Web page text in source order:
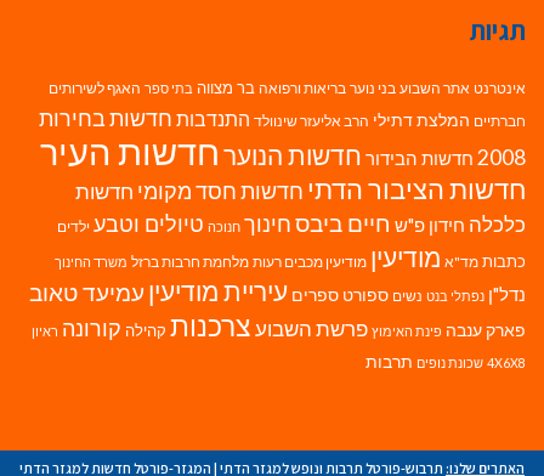
תגיות
אינטרנט אתר השבוע בני נוער בריאות ורפואה בר מצווה בתי ספר האגף לשירותים
חברתיים המלצת דתילי הרב אליעזר שינוולד התנדבות חדשות בחירות
2008 חדשות הבידור חדשות הנוערחדשות העיר
חדשות הציבור הדתי חדשות חסד מקומי חדשות
כלכלה חידון פ"ש חיים ביבסחינוך חנוכה טיולים וטבע ילדים
כתבות מד"א מודיעין מודיעין מכבים רעות מלחמת חרבות ברזל משרד החינוך
נדל"ן נפתלי בנט נשים ספורט ספרים עיריית מודיעין עמיעד טאוב
פארק ענבה פינת האימוץ פרשת השבועצרכנות קהילה קורונה ראיון
4X6X8 שכונת נופים תרבות
האתרים שלנו: תרבוש-פורטל תרבות ונופש למגזר הדתי | המגזר-פורטל חדשות למגזר הדתי